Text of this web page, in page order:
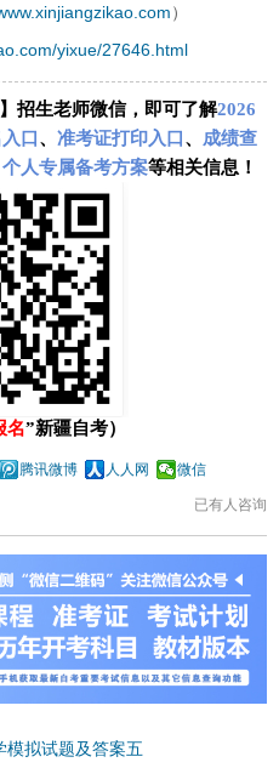
）
yixue/27646.html
】招生老师微信，即可了解2026
口 、 准考证打印入口 、 成绩查
个人专属备考方案等相关信息！
名”新疆自考）
腾讯微博 人人网 微信
已有人咨询
模拟试题及答案五